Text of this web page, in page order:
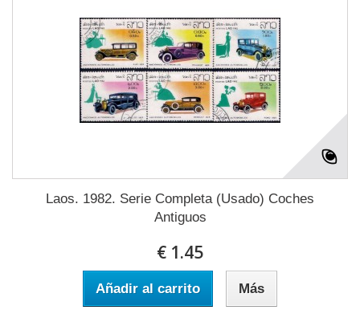
Laos. 1982. Serie Completa (Usado) Coches
Antiguos
€ 1.45
Añadir al carrito Más